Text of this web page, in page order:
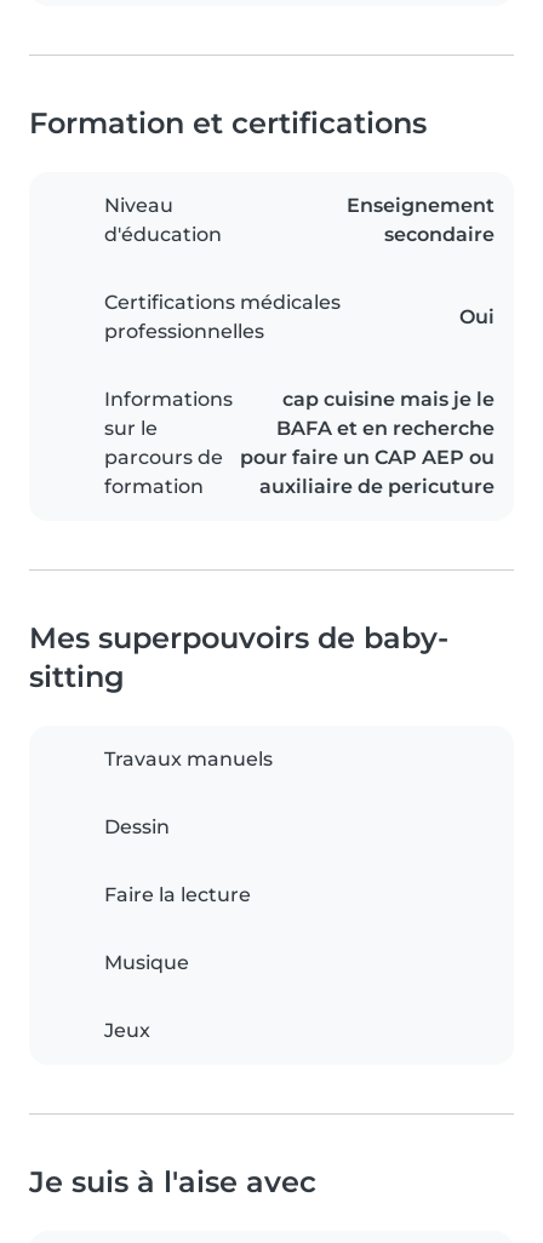
Formation et certifications
Niveau
d'éducation
Enseignement
secondaire
Certifications médicales
professionnelles
Oui
Informations
sur le
parcours de
formation
cap cuisine mais je le
BAFA et en recherche
pour faire un CAP AEP ou
auxiliaire de pericuture
Mes superpouvoirs de baby-
sitting
Travaux manuels
Dessin
Faire la lecture
Musique
Jeux
Je suis à l'aise avec